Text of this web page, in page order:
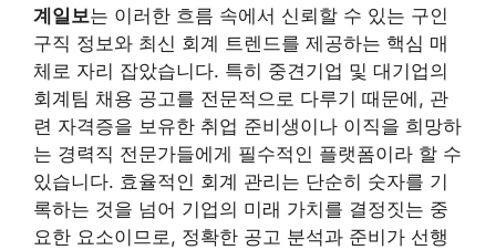
계일보는 이러한 흐름 속에서 신뢰할 수 있는 구인
구직 정보와 최신 회계 트렌드를 제공하는 핵심 매
체로 자리 잡았습니다. 특히 중견기업 및 대기업의
회계팀 채용 공고를 전문적으로 다루기 때문에, 관
련 자격증을 보유한 취업 준비생이나 이직을 희망하
는 경력직 전문가들에게 필수적인 플랫폼이라 할 수
있습니다. 효율적인 회계 관리는 단순히 숫자를 기
록하는 것을 넘어 기업의 미래 가치를 결정짓는 중
요한 요소이므로, 정확한 공고 분석과 준비가 선행